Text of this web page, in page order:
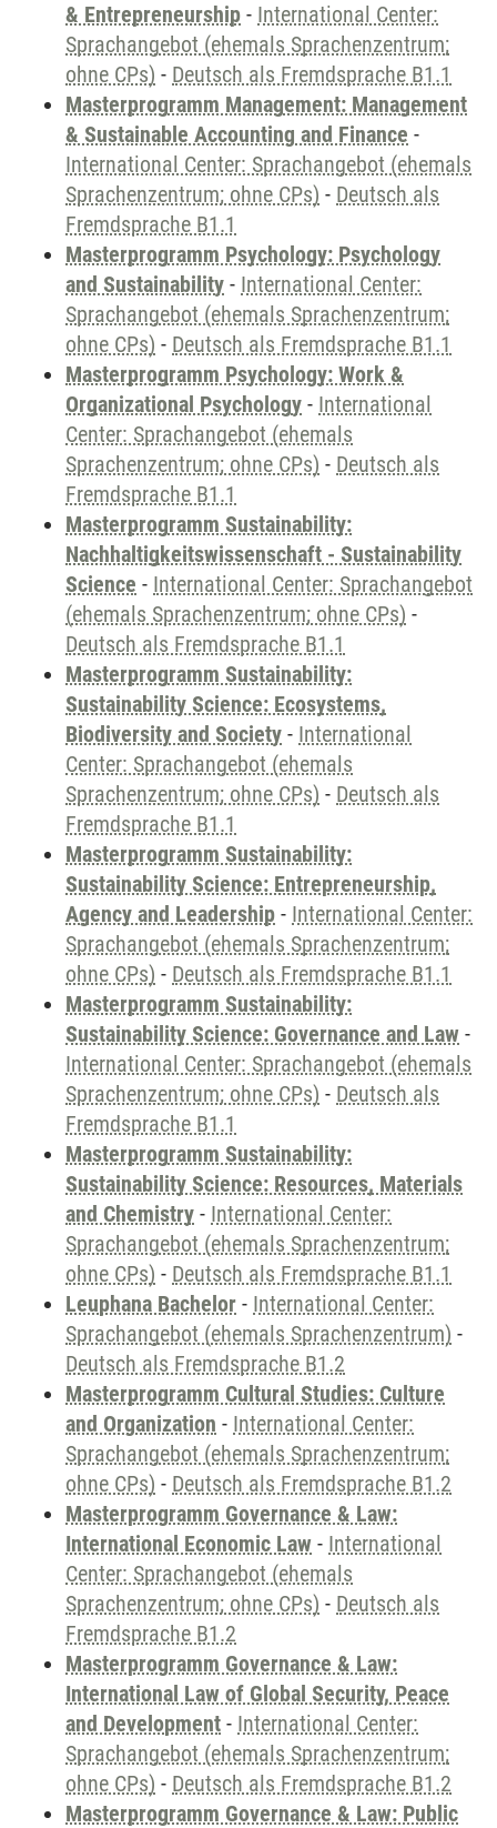
& Entrepreneurship - International Center:
Sprachangebot (ehemals Sprachenzentrum;
ohne CPs) - Deutsch als Fremdsprache B1.1
Masterprogramm Management: Management
& Sustainable Accounting and Finance -
International Center: Sprachangebot (ehemals
Sprachenzentrum; ohne CPs) - Deutsch als
Fremdsprache B1.1
Masterprogramm Psychology: Psychology
and Sustainability - International Center:
Sprachangebot (ehemals Sprachenzentrum;
ohne CPs) - Deutsch als Fremdsprache B1.1
Masterprogramm Psychology: Work &
Organizational Psychology - International
Center: Sprachangebot (ehemals
Sprachenzentrum; ohne CPs) - Deutsch als
Fremdsprache B1.1
Masterprogramm Sustainability:
Nachhaltigkeitswissenschaft - Sustainability
Science - International Center: Sprachangebot
(ehemals Sprachenzentrum; ohne CPs) -
Deutsch als Fremdsprache B1.1
Masterprogramm Sustainability:
Sustainability Science: Ecosystems,
Biodiversity and Society - International
Center: Sprachangebot (ehemals
Sprachenzentrum; ohne CPs) - Deutsch als
Fremdsprache B1.1
Masterprogramm Sustainability:
Sustainability Science: Entrepreneurship,
Agency and Leadership - International Center:
Sprachangebot (ehemals Sprachenzentrum;
ohne CPs) - Deutsch als Fremdsprache B1.1
Masterprogramm Sustainability:
Sustainability Science: Governance and Law -
International Center: Sprachangebot (ehemals
Sprachenzentrum; ohne CPs) - Deutsch als
Fremdsprache B1.1
Masterprogramm Sustainability:
Sustainability Science: Resources, Materials
and Chemistry - International Center:
Sprachangebot (ehemals Sprachenzentrum;
ohne CPs) - Deutsch als Fremdsprache B1.1
Leuphana Bachelor - International Center:
Sprachangebot (ehemals Sprachenzentrum) -
Deutsch als Fremdsprache B1.2
Masterprogramm Cultural Studies: Culture
and Organization - International Center:
Sprachangebot (ehemals Sprachenzentrum;
ohne CPs) - Deutsch als Fremdsprache B1.2
Masterprogramm Governance & Law:
International Economic Law - International
Center: Sprachangebot (ehemals
Sprachenzentrum; ohne CPs) - Deutsch als
Fremdsprache B1.2
Masterprogramm Governance & Law:
International Law of Global Security, Peace
and Development - International Center:
Sprachangebot (ehemals Sprachenzentrum;
ohne CPs) - Deutsch als Fremdsprache B1.2
Masterprogramm Governance & Law: Public